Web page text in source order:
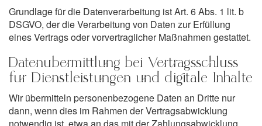
Grundlage für die Datenverarbeitung ist Art. 6 Abs. 1 lit. b
DSGVO, der die Verarbeitung von Daten zur Erfüllung
eines Vertrags oder vorvertraglicher Maßnahmen gestattet.
Datenübermittlung bei Vertragsschluss
für Dienstleistungen und digitale Inhalte
Wir übermitteln personenbezogene Daten an Dritte nur
dann, wenn dies im Rahmen der Vertragsabwicklung